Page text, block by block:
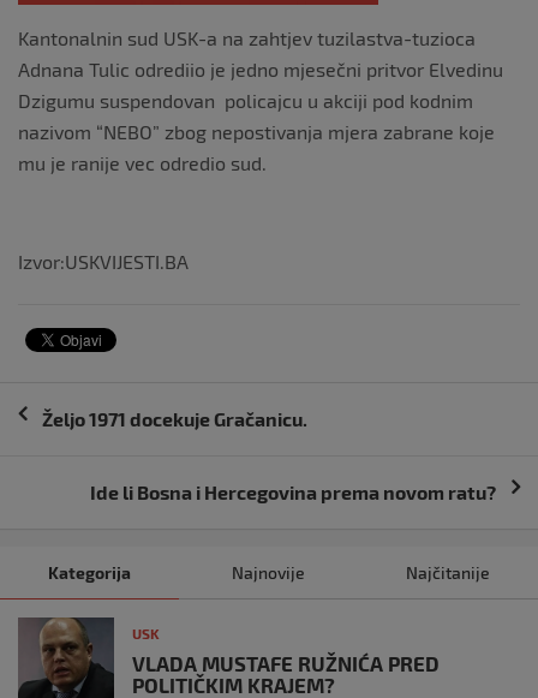
Kantonalnin sud USK-a na zahtjev tuzilastva-tuzioca
Adnana Tulic odrediio je jedno mjesečni pritvor Elvedinu
Dzigumu suspendovan policajcu u akciji pod kodnim
nazivom “NEBO” zbog nepostivanja mjera zabrane koje
mu je ranije vec odredio sud.
Izvor:USKVIJESTI.BA
Navigacija
objava
Željo 1971 docekuje Gračanicu.
Ide li Bosna i Hercegovina prema novom ratu?
Kategorija Najnovije Najčitanije
USK
VLADA MUSTAFE RUŽNIĆA PRED
POLITIČKIM KRAJEM?